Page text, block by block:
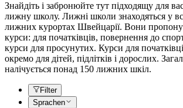
Знайдіть і забронюйте тут підходящу для
лижну школу. Лижні школи знаходяться у
лижних курортах Швейцарії. Вони
курси: для початківців, повернення до
курси для просунутих. Курси для
окремо для дітей, підлітків і дорослих.
налічується понад 150 лижних шкіл.
Filter
Sprachen